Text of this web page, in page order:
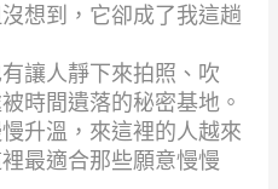
想到，它卻成了我這趟
讓人靜下來拍照、吹
時間遺落的秘密基地。
升溫，來這裡的人越來
最適合那些願意慢慢